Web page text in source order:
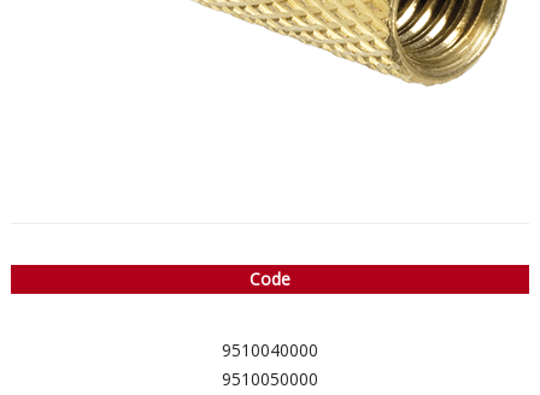
Code
9510040000
9510050000